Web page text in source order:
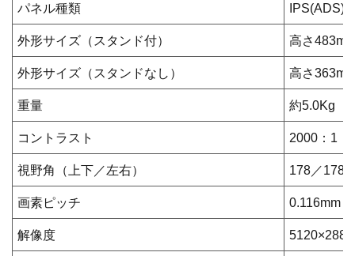
パネル種類 IPS(ADS)
外形サイズ（スタンド付） 高さ
外形サイズ（スタンドなし） 高さ
重量 約5.0Kg
コントラスト 2000：1
視野角（上下／左右） 178／178
画素ピッチ 0.116mm
解像度